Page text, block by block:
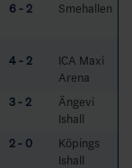
6 - 2 Smehallen
4 - 2
ICA Maxi
Arena
3 - 2
Ängevi
Ishall
2 - 0
Köpings
Ishall